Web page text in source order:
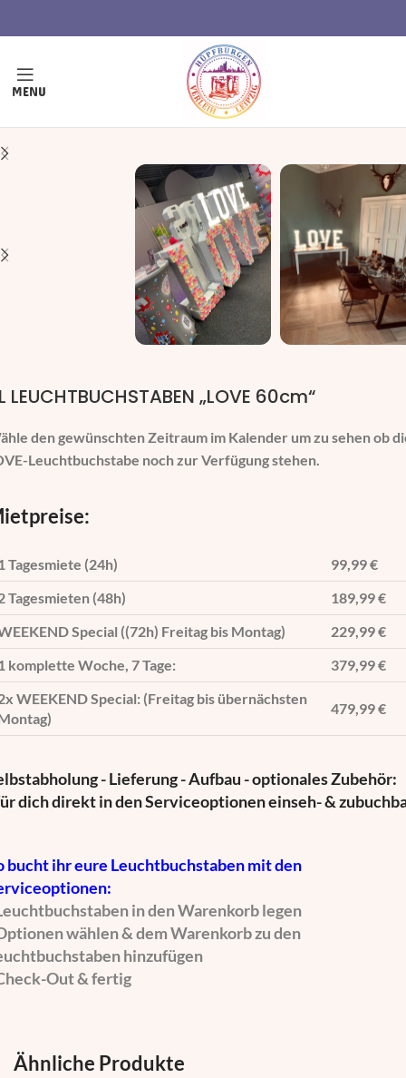
MENU
LEUCHTBUCHSTABEN „LOVE 60cm“
den gewünschten Zeitraum im Kalender um zu sehen ob
Leuchtbuchstabe noch zur Verfügung stehen.
Tagesmiete (24h)
99,99 €
Tagesmieten (48h)
189,99 €
Special ((72h) Freitag bis Montag)
229,99 €
komplette Woche, 7 Tage:
379,99 €
WEEKEND Special: (Freitag bis übernächsten
479,99 €
- Lieferung - Aufbau - optionales Zubehör:
dich direkt in den Serviceoptionen einseh- &
bucht ihr eure Leuchtbuchstaben mit den
in den Warenkorb legen
wählen & dem Warenkorb zu den
hinzufügen
Out & fertig
Ähnliche Produkte